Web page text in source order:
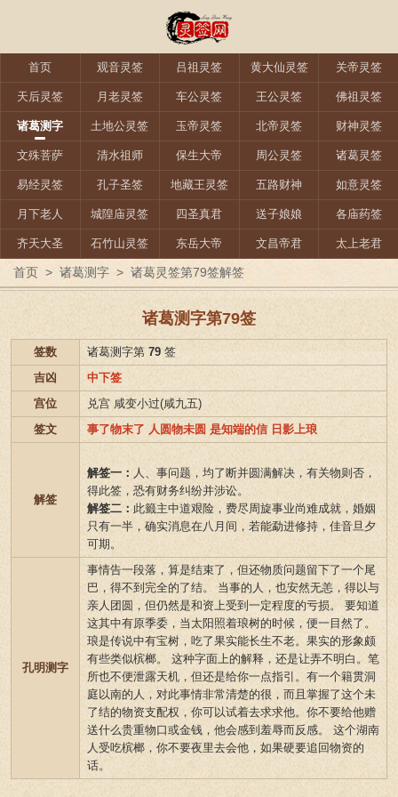
首页 观音灵签 吕祖灵签 黄大仙灵签 关帝灵签
天后灵签 月老灵签 车公灵签 王公灵签 佛祖灵签
诸葛测字 土地公灵签 玉帝灵签 北帝灵签 财神灵签
文殊菩萨 清水祖师 保生大帝 周公灵签 诸葛灵签
易经灵签 孔子圣签 地藏王灵签 五路财神 如意灵签
月下老人 城隍庙灵签 四圣真君 送子娘娘 各庙药签
齐天大圣 石竹山灵签 东岳大帝 文昌帝君 太上老君
首页 > 诸葛测字 > 诸葛灵签第79签解签
诸葛测字第79签
签数 诸葛测字第 79 签
吉凶
中下签
宫位
兑宫 咸变小过(咸九五)
签文
事了物末了 人圆物未圆 是知端的信 日影上琅
解签
解签一： 人、事问题，均了断并圆满解决，有关物则否，
得此签，恐有财务纠纷并涉讼。
解签二： 此籤主中道艰险，费尽周旋事业尚难成就，婚姻
只有一半，确实消息在八月间，若能勐进修持，佳音旦夕
可期。
孔明测字
事情告一段落，算是结束了，但还物质问题留下了一个尾
巴，得不到完全的了结。 当事的人，也安然无恙，得以与
亲人团圆，但仍然是和资上受到一定程度的亏损。 要知道
这其中有原季委，当太阳照着琅树的时候，便一目然了。
琅是传说中有宝树，吃了果实能长生不老。果实的形象颇
有些类似槟榔。 这种字面上的解释，还是让弄不明白。笔
所也不便泄露天机，但还是给你一点指引。有一个籍贯洞
庭以南的人，对此事情非常清楚的很，而且掌握了这个未
了结的物资支配权，你可以试着去求求他。你不要给他赠
送什么贵重物口或金钱，他会感到羞辱而反感。 这个湖南
人受吃槟榔，你不要夜里去会他，如果硬要追回物资的
话。